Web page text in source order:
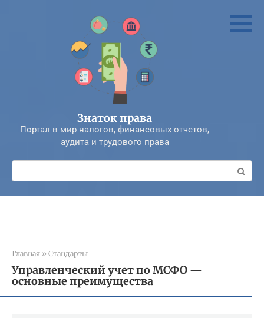
Знаток права
Портал в мир налогов, финансовых отчетов,
аудита и трудового права
Поиск:
Главная » Стандарты
Управленческий учет по МСФО —
основные преимущества